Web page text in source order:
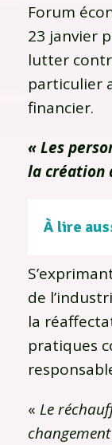
Forum
23 janvier
lutter
particulier
financier.
« Les
la création
À lire
de
la
pratiques
« Le